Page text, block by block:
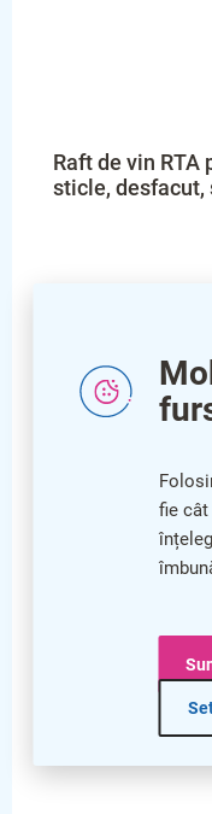
fie cât
Raft de vin RTA
sticle, desfacut,